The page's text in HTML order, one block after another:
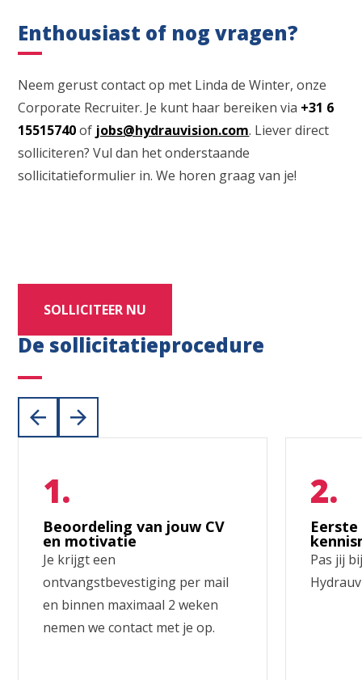
Enthousiast of nog vragen?
Neem gerust contact op met Linda de Winter, onze
Corporate Recruiter. Je kunt haar bereiken via +31 6
15515740of jobs@hydrauvision.com. Liever direct
solliciteren? Vul dan het onderstaande
sollicitatieformulier in. We horen graag van je!
SOLLICITEER NU
De sollicitatieprocedure
Beoordeling van jouw CV
en motivatie
Je krijgt een
ontvangstbevestiging per mail
en binnen maximaal 2 weken
nemen we contact met je op.
Eerste
Pas jij